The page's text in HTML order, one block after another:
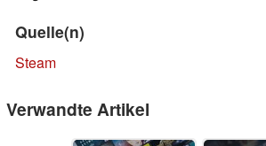
Quelle(n)
Steam
Verwandte Artikel